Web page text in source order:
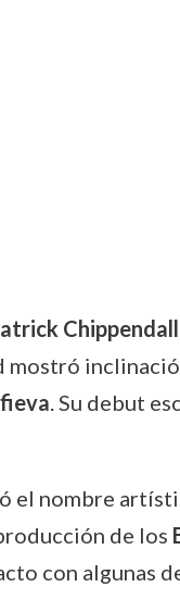
. Su debut
el nombre
de los
con algunas